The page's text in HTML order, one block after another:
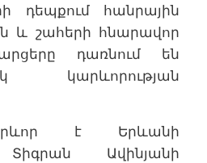
դեպքում հանրային
և շահերի հնարավոր
դառնում են
կարևորության
է Երևանի
Ավինյանի